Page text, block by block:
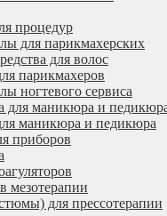
процедур
для парикмахерских
для волос
парикмахеров
ногтевого сервиса
для маникюра и
маникюра и педикюра
приборов
мезотерапии
для прессотерапии